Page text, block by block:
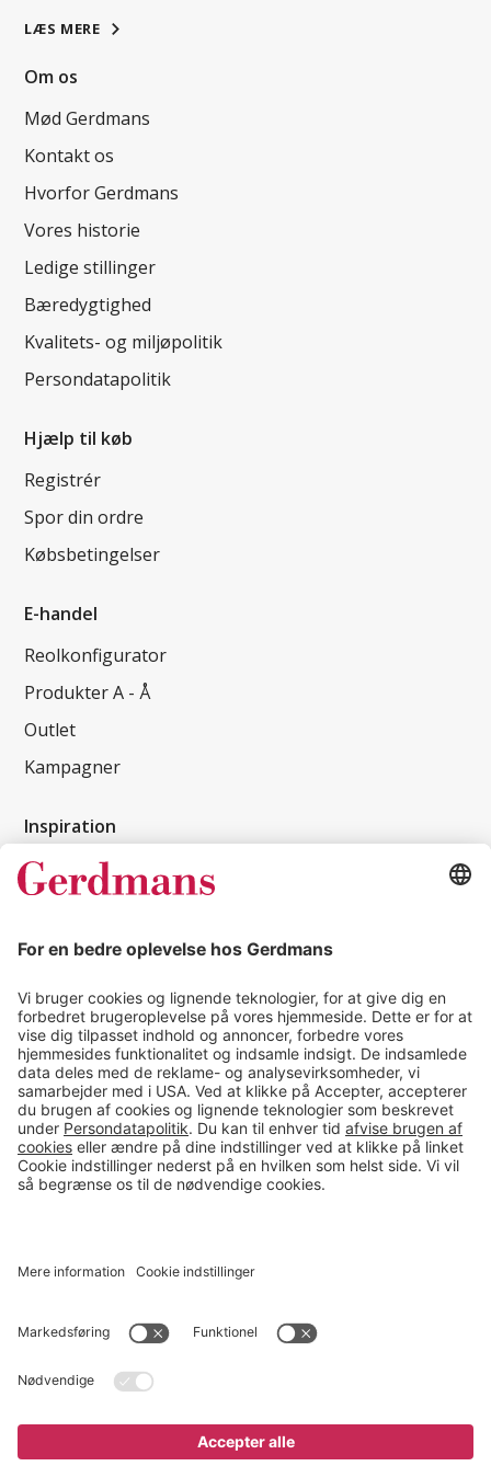
5.995 kr
LÆS MERE
Om os
Mød Gerdmans
Kontakt os
Hvorfor Gerdmans
Vores historie
Ledige stillinger
Bæredygtighed
Kvalitets- og miljøpolitik
Persondatapolitik
Hjælp til køb
Registrér
Spor din ordre
Købsbetingelser
E-handel
Reolkonfigurator
Produkter A - Å
Outlet
Kampagner
Inspiration
Kundereferencer
Tips & guides
Kontakt
salg@gerdmans.dk
49 18 07 07
Salgsafdeling åbningstider
08.00-16.00
© 2026 Gerdmans Kontor- & Lagerudstyr A/S Alle priser er ekskl.
Cookie indstillinger